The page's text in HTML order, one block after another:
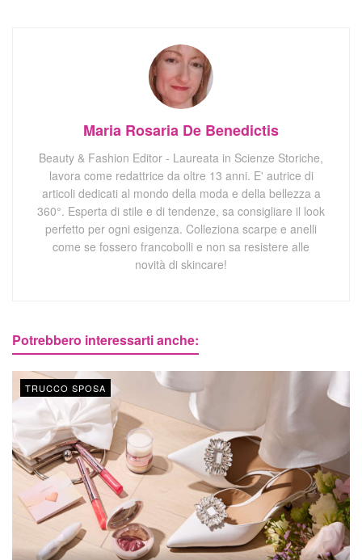
Maria Rosaria De Benedictis
Beauty & Fashion Editor - Laureata in Scienze Storiche,
lavora come redattrice da oltre 13 anni. E' autrice di
articoli dedicati al mondo della moda e della bellezza a
360°. Esperta di stile e di tendenze, sa consigliare il look
perfetto per ogni esigenza. Colleziona scarpe e anelli
come se fossero francobolli e non sa resistere alle
novità di skincare!
Potrebbero interessarti anche:
TRUCCO SPOSA